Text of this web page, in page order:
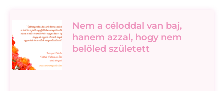
Nem a céloddal van baj,
hanem azzal, hogy nem
belőled született